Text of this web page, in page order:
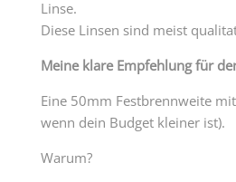
Linse.
Diese Linsen sind meist
Meine klare Empfehlung für
Eine 50mm Festbrennweite
wenn dein Budget kleiner ist).
Warum?